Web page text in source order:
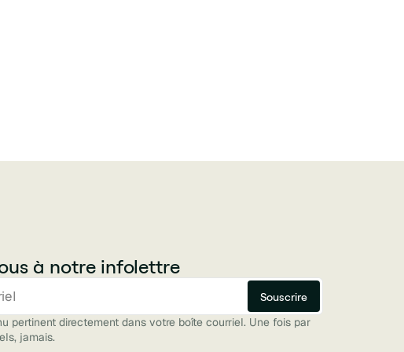
à notre infolettre
pertinent directement dans votre boîte courriel. Une fois par
jamais.